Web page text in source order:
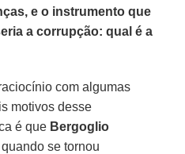
e o instrumento que
a corrupção: qual é a
com algumas
motivos desse
é que Bergoglio
se tornou